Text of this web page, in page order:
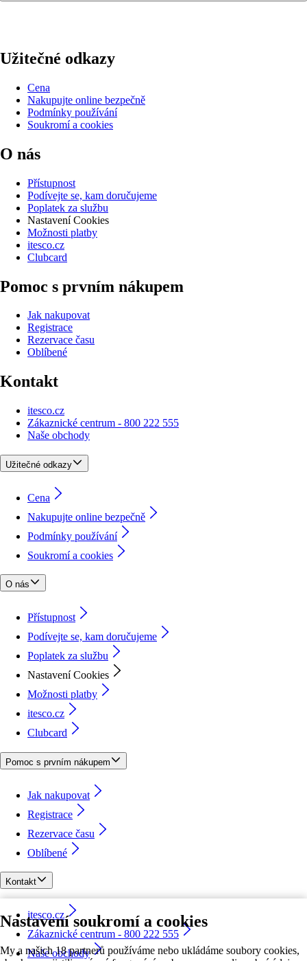
Nastavení soukromí a cookies
My a našich 18 partnerů používáme nebo ukládáme soubory cookies,
Užitečné odkazy
Cena
Nakupujte online bezpečně
Podmínky používání
Soukromí a cookies
O nás
Přístupnost
Podívejte se, kam doručujeme
Poplatek za službu
Nastavení Cookies
Možnosti platby
itesco.cz
Clubcard
Pomoc s prvním nákupem
Jak nakupovat
Registrace
Rezervace času
Oblíbené
Kontakt
itesco.cz
Zákaznické centrum - 800 222 555
Naše obchody
Užitečné odkazy
Cena
Nakupujte online bezpečně
Podmínky používání
Soukromí a cookies
O nás
Přístupnost
Podívejte se, kam doručujeme
Poplatek za službu
Nastavení Cookies
Možnosti platby
itesco.cz
Clubcard
Pomoc s prvním nákupem
Jak nakupovat
Registrace
Rezervace času
Oblíbené
Kontakt
itesco.cz
Zákaznické centrum - 800 222 555
Naše obchody